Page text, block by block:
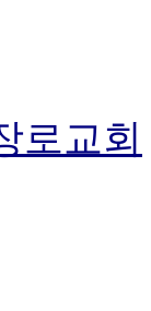
로교회